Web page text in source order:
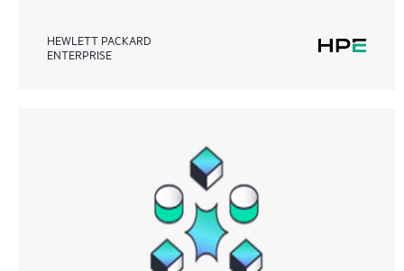
HEWLETT PACKARD
ENTERPRISE